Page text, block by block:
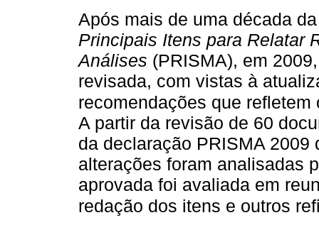
Após mais de uma década
Principais Itens para Relatar
Análises (PRISMA), em
revisada, com vistas à
recomendações que
A partir da revisão de 60
da declaração PRISMA
alterações foram analisadas
aprovada foi avaliada em
redação dos itens e outros